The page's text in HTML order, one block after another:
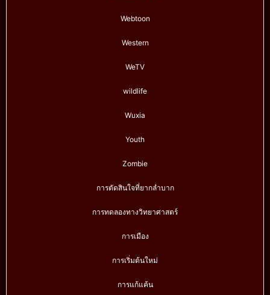
Webtoon
Western
WeTV
wildlife
Wuxia
Youth
Zombie
การตัดสินใจที่ยากลำบาก
การทดลองทางวิทยาศาสตร์
การเมือง
การเริ่มต้นใหม่
การแก้แค้น